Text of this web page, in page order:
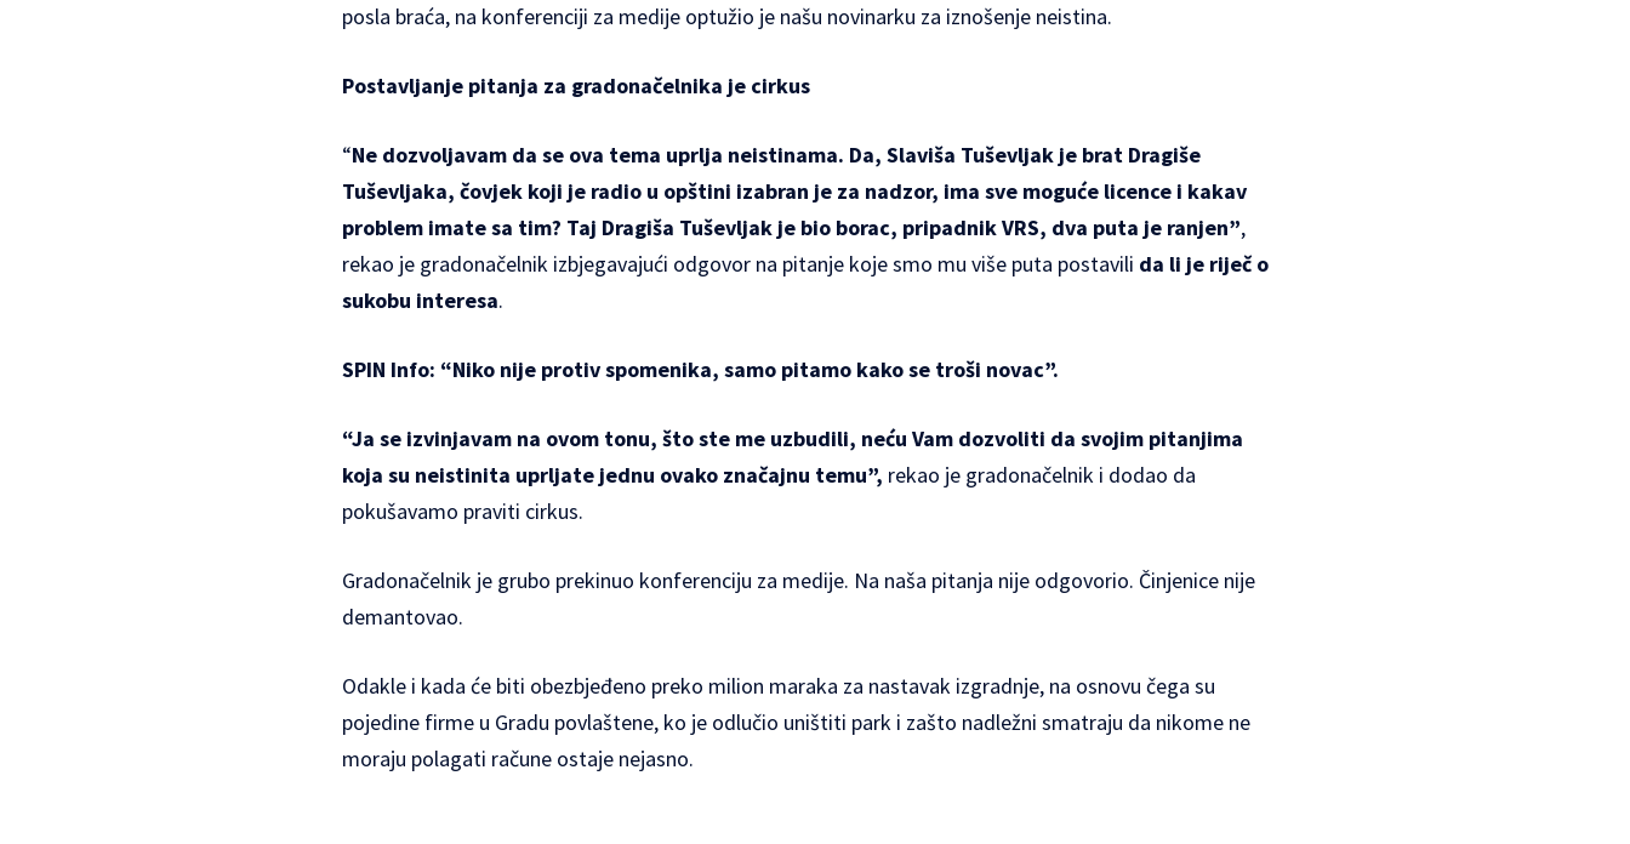
posla braća, na konferenciji za medije optužio je našu novinarku za iznošenje neistina.
Postavljanje pitanja za gradonačelnika je cirkus
“Ne dozvoljavam da se ova tema uprlja neistinama. Da, Slaviša Tuševljak je brat Dragiše
Tuševljaka, čovjek koji je radio u opštini izabran je za nadzor, ima sve moguće licence i kakav
problem imate sa tim? Taj Dragiša Tuševljak je bio borac, pripadnik VRS, dva puta je ranjen”,
rekao je gradonačelnik izbjegavajući odgovor na pitanje koje smo mu više puta postavili da li je riječ o
sukobu interesa.
SPIN Info: “Niko nije protiv spomenika, samo pitamo kako se troši novac”.
“Ja se izvinjavam na ovom tonu, što ste me uzbudili, neću Vam dozvoliti da svojim pitanjima
koja su neistinita uprljate jednu ovako značajnu temu”, rekao je gradonačelnik i dodao da
pokušavamo praviti cirkus.
Gradonačelnik je grubo prekinuo konferenciju za medije. Na naša pitanja nije odgovorio. Činjenice nije
demantovao.
Odakle i kada će biti obezbjeđeno preko milion maraka za nastavak izgradnje, na osnovu čega su
pojedine firme u Gradu povlaštene, ko je odlučio uništiti park i zašto nadležni smatraju da nikome ne
moraju polagati račune ostaje nejasno.